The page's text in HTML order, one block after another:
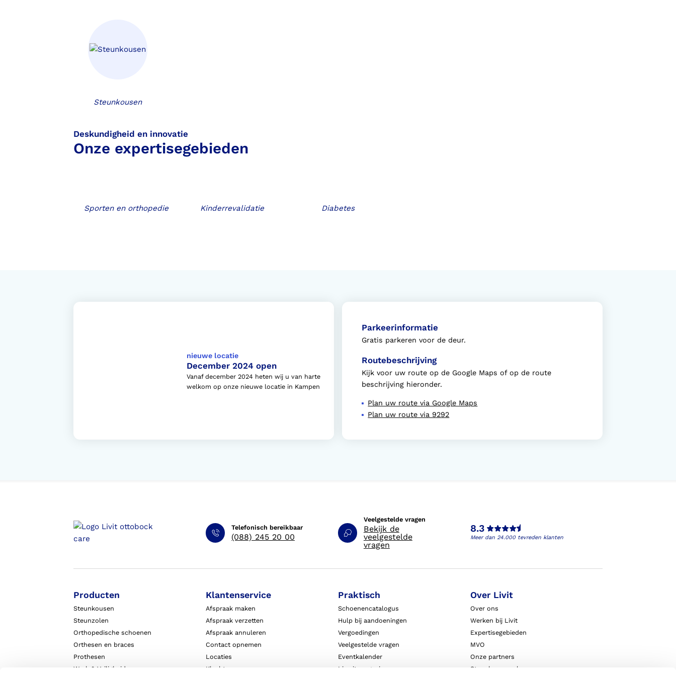
Steunkousen
Deskundigheid en innovatie
Onze expertisegebieden
Sporten en orthopedie Kinderrevalidatie Diabetes
nieuwe locatie
December 2024 open
Vanaf december 2024 heten wij u van harte
welkom op onze nieuwe locatie in Kampen
Parkeerinformatie
Gratis parkeren voor de deur.
Routebeschrijving
Kijk voor uw route op de Google Maps of op de route
beschrijving hieronder.
Plan uw route via Google Maps
Plan uw route via 9292
Telefonisch bereikbaar
(088) 245 20 00
Veelgestelde vragen
Bekijk de
veelgestelde
vragen
8.3
Meer dan 24.000 tevreden klanten
Producten
Steunkousen
Steunzolen
Orthopedische schoenen
Orthesen en braces
Prothesen
Werk & Veiligheid
Klantenservice
Afspraak maken
Afspraak verzetten
Afspraak annuleren
Contact opnemen
Locaties
Klachten
Praktisch
Schoenencatalogus
Hulp bij aandoeningen
Vergoedingen
Veelgestelde vragen
Eventkalender
Live it magazine
Over Livit
Over ons
Werken bij Livit
Expertisegebieden
MVO
Onze partners
Steunkousen.nl